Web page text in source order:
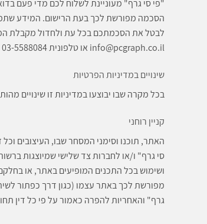
"פי סי גרף" מעוניינת לשלוח לכם מדי פעם
לבטל את הסכמתכם בכל עת ולחדול מקבלת
info@pcgraph.co.il או טלפונית 03-5588084
שינויים במדיניות הפרטיות
בכל מקרה שבו יבוצעו במדיניות זו שינויים
קניין רוחני
האתר, תוכנו וסימני המסחר שבו, העיצובים וכל
סי גרף" ו/או לחברות צד שלישי שמיוצגות
ושימוש בכל התכנים המופיעים באתר, או
מפורשת לכך באתר עצמו (כגון דרך כפתור
גרף" והאחריות להפרה כאמור על פי כל דין